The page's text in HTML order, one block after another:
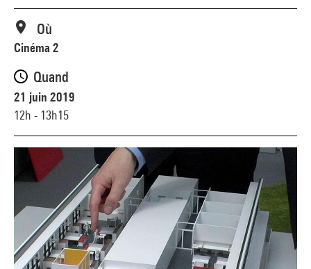
Où
Cinéma 2
Quand
21 juin 2019
12h - 13h15